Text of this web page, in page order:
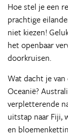
Hoe stel je een
prachtige
niet kiezen!
het openbaar
doorkruisen.
Wat dacht je
Oceanië?
verpletterende
uitstap naar Fiji,
en